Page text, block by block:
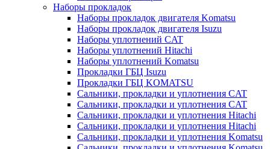
Наборы прокладок
Наборы прокладок двигателя Komatsu
Наборы прокладок двигателя Isuzu
Наборы уплотнений CAT
Наборы уплотнений Hitachi
Наборы уплотнений Komatsu
Прокладки ГБЦ Isuzu
Прокладки ГБЦ KOMATSU
Сальники, прокладки и уплотнения CAT
Сальники, прокладки и уплотнения CAT
Сальники, прокладки и уплотнения Hitachi
Сальники, прокладки и уплотнения Hitachi
Сальники, прокладки и уплотнения Komatsu